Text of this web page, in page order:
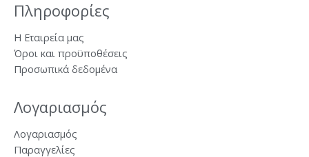
Πληροφορίες
Η Εταιρεία μας
Όροι και προϋποθέσεις
Προσωπικά δεδομένα
Λογαριασμός
Λογαριασμός
Παραγγελίες